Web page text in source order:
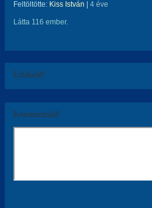
Feltöltötte: Kiss István 4 éve
Látta 116 ember.
Értékeld!
Kommentáld!